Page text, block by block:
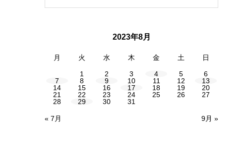
2023年8月
月 火 水 木 金 土 日
1 2 3 4 5
6
7
8 9 10 11 12
13
14
15 16 17 18 19
20
21
22 23 24 25 26
27
28
29 30 31
« 7月 9月 »